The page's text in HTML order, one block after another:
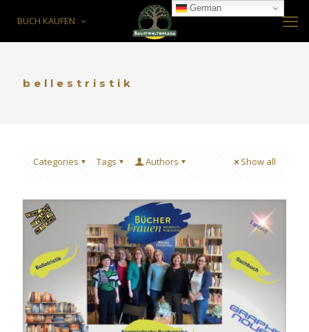
BUCH KAUFEN
bellestristik
Categories Tags Authors Show all
German